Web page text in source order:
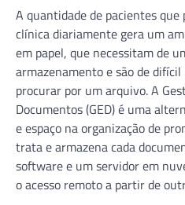
A quantidade de pacientes
clínica diariamente gera um
em papel, que necessitam de
armazenamento e são de
procurar por um arquivo. A
Documentos (GED) é uma
e espaço na organização de
trata e armazena cada
software e um servidor em
o acesso remoto a partir de